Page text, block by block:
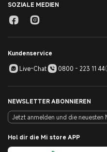
SOZIALE MEDIEN
Kundenservice
Live-Chat
0800 - 223 11 44
NEWSLETTER ABONNIEREN
Hol dir die Mi store APP